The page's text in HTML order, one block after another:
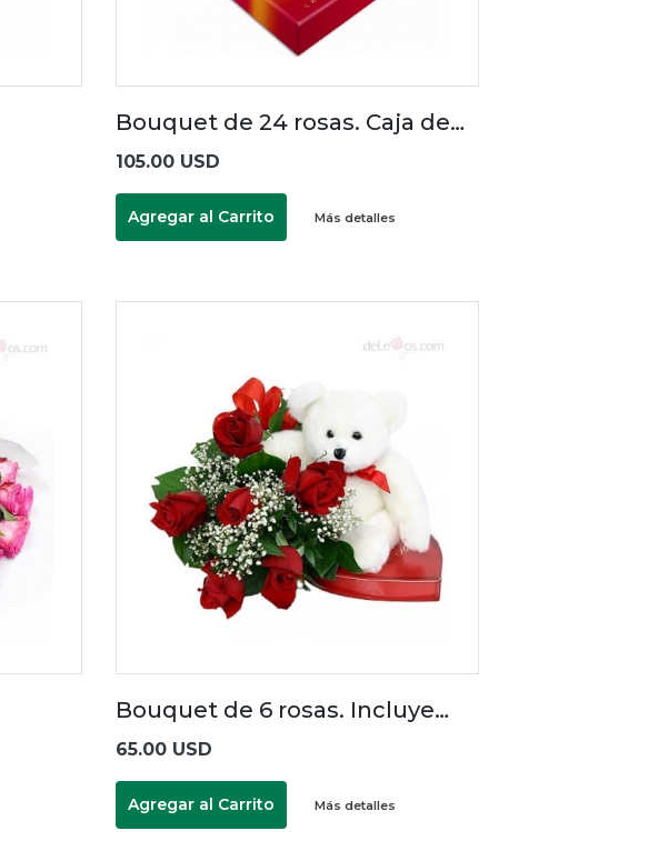
Bouquet de 24 rosas. Caja de…
105.00 USD
Agregar al Carrito Más detalles
Bouquet de 6 rosas. Incluye…
65.00 USD
Agregar al Carrito Más detalles